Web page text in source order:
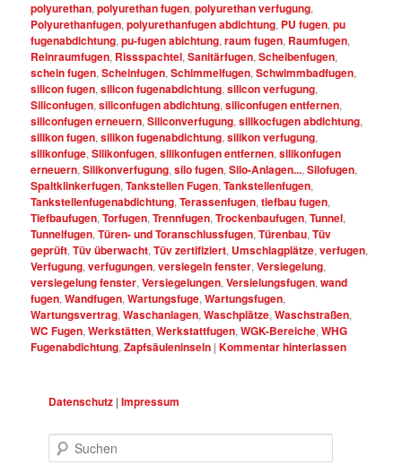
polyurethan,polyurethan fugen,polyurethan verfugung,
Polyurethanfugen,polyurethanfugen abdichtung, PU fugen,pu
fugenabdichtung,pu-fugen abichtung,raum fugen, Raumfugen,
Reinraumfugen, Rissspachtel,Sanitärfugen,Scheibenfugen,
schein fugen,Scheinfugen,Schimmelfugen,Schwimmbadfugen,
silicon fugen,silicon fugenabdichtung,silicon verfugung,
Siliconfugen,siliconfugen abdichtung,siliconfugen entfernen,
siliconfugen erneuern,Siliconverfugung,silikocfugen abdichtung,
silikon fugen,silikon fugenabdichtung,silikon verfugung,
silikonfuge,Silikonfugen,silikonfugen entfernen,silikonfugen
erneuern,Silikonverfugung,silo fugen,Silo-Anlagen...,Silofugen,
Spaltklinkerfugen,Tankstellen Fugen,Tankstellenfugen,
Tankstellenfugenabdichtung,Terassenfugen,tiefbau fugen,
Tiefbaufugen,Torfugen,Trennfugen,Trockenbaufugen,Tunnel,
Tunnelfugen,Türen- und Toranschlussfugen,Türenbau,Tüv
geprüft,Tüv überwacht,Tüv zertifiziert, Umschlagplätze,verfugen,
Verfugung,verfugungen,versiegeln fenster,Versiegelung,
versiegelung fenster,Versiegelungen,Versielungsfugen,wand
fugen,Wandfugen,Wartungsfuge,Wartungsfugen,
Wartungsvertrag,Waschanlagen,Waschplätze,Waschstraßen,
WC Fugen,Werkstätten,Werkstattfugen,WGK-Bereiche,WHG
Fugenabdichtung,Zapfsäuleninseln |Kommentar hinterlassen
Datenschutz |Impressum
Suchen